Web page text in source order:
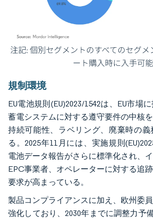
画像 © Mordor Intelligence。再利用にはCC BY 4.0の
規制環境
EU電池規則(EU)2023/1542は、EU市場
蓄電システムに対する遵守要件の中核を
持続可能性、ラベリング、廃棄時の
る。2025年11月には、実施規則
電池データ報告がさらに標準化され、イ
EPC事業者、オペレーターに対する追
要求が高まっている。
製品コンプライアンスに加え、欧州委
強化しており、2030年までに調整力予